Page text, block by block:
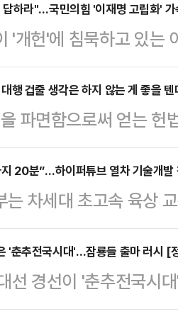
내대표 간 회동이 무산
의장에 대한 이 대표
장을 향한 친명(친이
세와 함께 강성당원들
에 고립된 모양새다. 국
의 사례라고 …
답하라"…국민의힘 '이재명 고립화' 가
'개헌'에 침묵하고 있는
있다. 전국민적인 염원
욕을 드러낸다는 점을
독점과 제왕적 대통령
서다.이 같은 전략이 효
개헌 반대'로 꾸려져,
민의힘 내부에선 하루
행 겁줄 생각은 하지 않는 게 좋을 텐
파면함으로써 얻는 헌
을 압도할 정도로 크다
론이다. 헌재 재판관 8
역사의 법정에서는
당으로서는 실로 오래
는 데 성공했다. 지금
한덕수 대통령 권한대
은 따로 있다.…
20분”…하이퍼튜브 열차 기술개발
는 차세대 초고속 육상
개발에 본격 착수한다
로 총 127억원(올해
구원이 주관한다.‘하이
기압) 튜브 속에서 자
'춘추전국시대'…잠룡들 출마 러시 [
선 경선이 '춘추전국시
선 일정이 6월 3일로